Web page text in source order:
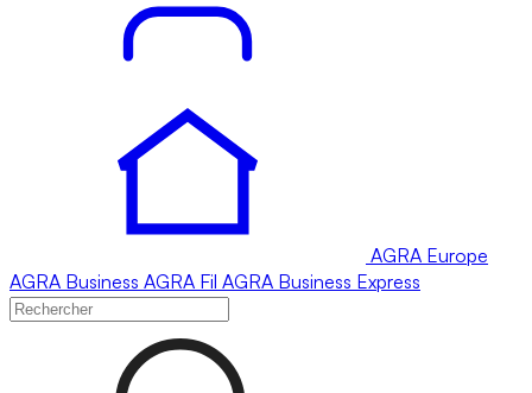
AGRA Europe
AGRA Business AGRA Fil AGRA Business Express